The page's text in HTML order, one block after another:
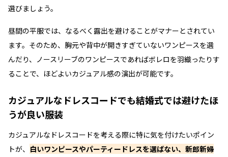
選びましょう。
昼間の平服では、なるべく露出を避けることがマナーとされてい
ます。そのため、胸元や背中が開きすぎていないワンピースを選
んだり、ノースリーブのワンピースであればボレロを羽織ったりす
ることで、ほどよいカジュアル感の演出が可能です。
カジュアルなドレスコードでも結婚式では避けたほ
うが良い服装
カジュアルなドレスコードを考える際に特に気を付けたいポイン
トが、 白いワンピースやパーティードレスを選ばない、新郎新婦